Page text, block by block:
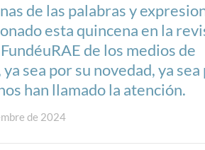
de las palabras y
esta quincena en la
de los medios de
sea por su novedad, ya
han llamado la atención.
de 2024